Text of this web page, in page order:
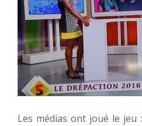
Les médias ont joué le jeu :